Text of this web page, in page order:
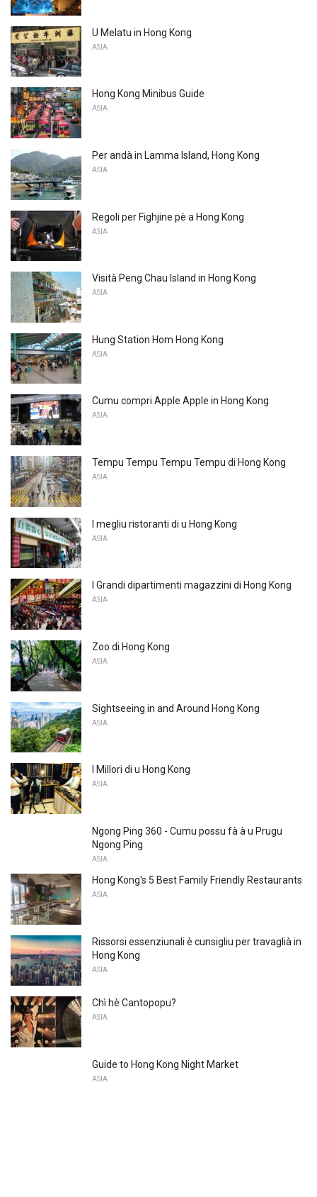
U Melatu in Hong Kong
ASIA
Hong Kong Minibus Guide
ASIA
Per andà in Lamma Island, Hong Kong
ASIA
Regoli per Fighjine pè a Hong Kong
ASIA
Visità Peng Chau Island in Hong Kong
ASIA
Hung Station Hom Hong Kong
ASIA
Cumu compri Apple Apple in Hong Kong
ASIA
Tempu Tempu Tempu Tempu di Hong Kong
ASIA
I megliu ristoranti di u Hong Kong
ASIA
I Grandi dipartimenti magazzini di Hong Kong
ASIA
Zoo di Hong Kong
ASIA
Sightseeing in and Around Hong Kong
ASIA
I Millori di u Hong Kong
ASIA
Ngong Ping 360 - Cumu possu fà à u Prugu
Ngong Ping
ASIA
Hong Kong's 5 Best Family Friendly Restaurants
ASIA
Rissorsi essenziunali è cunsigliu per travaglià in
Hong Kong
ASIA
Chì hè Cantopopu?
ASIA
Guide to Hong Kong Night Market
ASIA